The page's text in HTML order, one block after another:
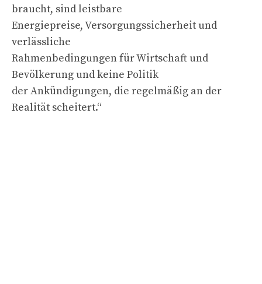
braucht, sind leistbare
Energiepreise, Versorgungssicherheit und
verlässliche
Rahmenbedingungen für Wirtschaft und
Bevölkerung und keine Politik
der Ankündigungen, die regelmäßig an der
Realität scheitert.“